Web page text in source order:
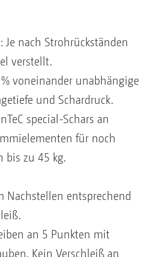
Je nach Strohrückständen
verstellt.
voneinander unabhängige
und Schardruck.
special-Schars an
für noch
bis zu 45 kg.
Nachstellen entsprechend
an 5 Punkten mit
Kein Verschleiß an